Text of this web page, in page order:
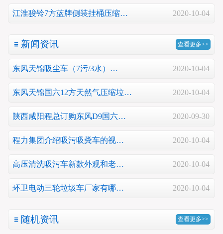
江淮骏铃7方蓝牌侧装挂桶压缩… 2020-10-04
新闻资讯 查看更多>>
东风天锦吸尘车（7污/3水）… 2020-10-04
东风天锦国六12方天然气压缩垃… 2020-10-04
陕西咸阳程总订购东风D9国六… 2020-09-30
程力集团介绍吸污吸粪车的视… 2020-10-04
高压清洗吸污车新款外观和老… 2020-10-04
环卫电动三轮垃圾车厂家有哪… 2020-10-04
随机资讯 查看更多>>